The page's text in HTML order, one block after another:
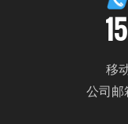
移
公司邮